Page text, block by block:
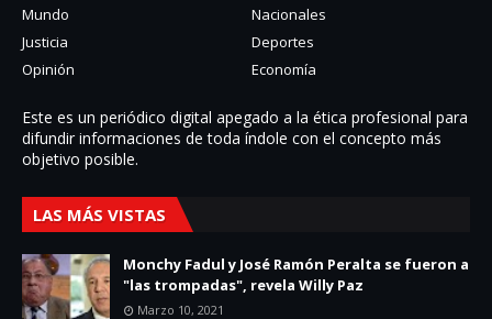
Mundo
Nacionales
Justicia
Deportes
Opinión
Economía
Este es un periódico digital apegado a la ética profesional para
difundir informaciones de toda í­ndole con el concepto más
objetivo posible.
LAS MÁS VISTAS
Monchy Fadul y José Ramón Peralta se fueron a
"las trompadas", revela Willy Paz
Marzo 10, 2021